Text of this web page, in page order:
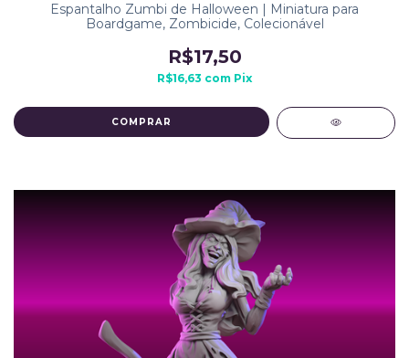
Espantalho Zumbi de Halloween | Miniatura para
Boardgame, Zombicide, Colecionável
R$17,50
R$16,63 com Pix
COMPRAR